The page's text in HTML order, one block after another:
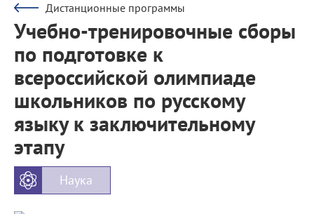
Дистанционные программы
Учебно-тренировочные сборы
по подготовке к
всероссийской олимпиаде
школьников по русскому
языку к заключительному
этапу
Наука